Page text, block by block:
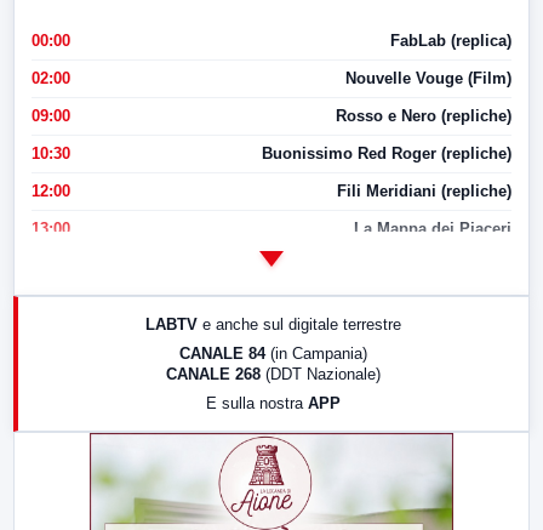
00:00 FabLab (replica)
02:00 Nouvelle Vouge (Film)
09:00 Rosso e Nero (repliche)
10:30 Buonissimo Red Roger (repliche)
12:00 Fili Meridiani (repliche)
13:00 La Mappa dei Piaceri
17:00 LabNews (replica)
LABTV e anche sul digitale terrestre
CANALE 84 (in Campania)
CANALE 268 (DDT Nazionale)
E sulla nostra APP